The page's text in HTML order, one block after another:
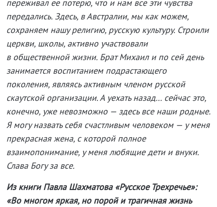
переживал ее потерю, что и нам все эти чувства
передались. Здесь, в Австралии, мы как можем,
сохраняем нашу религию, русскую культуру. Строили
церкви, школы, активно участвовали
в общественной жизни. Брат Михаил и по сей день
занимается воспитанием подрастающего
поколения, являясь активным членом русской
скаутской организации. А уехать назад… сейчас это,
конечно, уже невозможно — здесь все наши родные.
Я могу назвать себя счастливым человеком — у меня
прекрасная жена, с которой полное
взаимопонимание, у меня любящие дети и внуки.
Слава Богу за все.
Из книги Павла Шахматова «Русское Трехречье»:
«Во многом яркая, но порой и трагичная жизнь